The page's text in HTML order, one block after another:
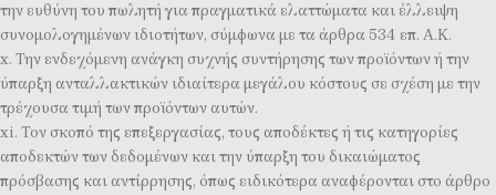
την ευθύνη του πωλητή για πραγματικά ελαττώματα και έλλειψη
συνομολογημένων ιδιοτήτων, σύμφωνα με τα άρθρα 534 επ. Α.Κ.
x. Την ενδεχόμενη ανάγκη συχνής συντήρησης των προϊόντων ή την
ύπαρξη ανταλλακτικών ιδιαίτερα μεγάλου κόστους σε σχέση με την
τρέχουσα τιμή των προϊόντων αυτών.
xi. Τον σκοπό της επεξεργασίας, τους αποδέκτες ή τις κατηγορίες
αποδεκτών των δεδομένων και την ύπαρξη του δικαιώματος
πρόσβασης και αντίρρησης, όπως ειδικότερα αναφέρονται στο άρθρο